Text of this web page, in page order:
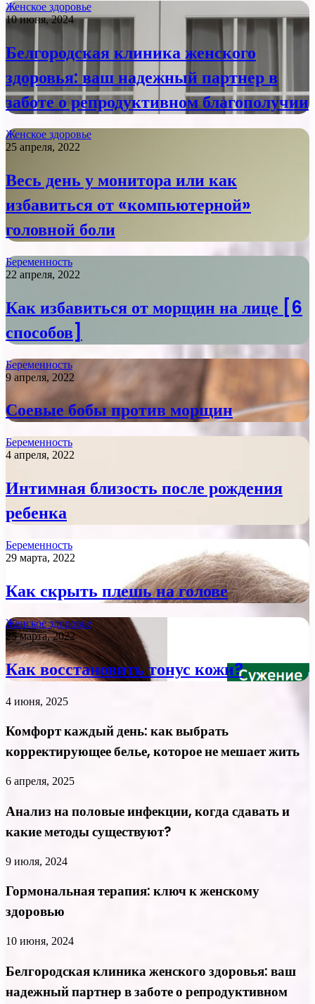
Женское здоровье
10 июня, 2024
Белгородская клиника женского
здоровья: ваш надежный партнер в
заботе о репродуктивном благополучии
Женское здоровье
25 апреля, 2022
Весь день у монитора или как
избавиться от «компьютерной»
головной боли
Беременность
22 апреля, 2022
Как избавиться от морщин на лице [6
способов]
Беременность
9 апреля, 2022
Соевые бобы против морщин
Беременность
4 апреля, 2022
Интимная близость после рождения
ребенка
Беременность
29 марта, 2022
Как скрыть плешь на голове
Женское здоровье
25 марта, 2022
Как восстановить тонус кожи?
4 июня, 2025
Комфорт каждый день: как выбрать
корректирующее белье, которое не мешает жить
6 апреля, 2025
Анализ на половые инфекции, когда сдавать и
какие методы существуют?
9 июля, 2024
Гормональная терапия: ключ к женскому
здоровью
10 июня, 2024
Белгородская клиника женского здоровья: ваш
надежный партнер в заботе о репродуктивном